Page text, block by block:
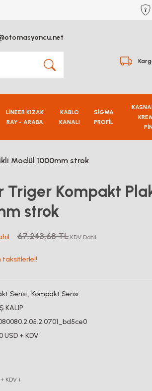
LİNEER KIZAK
RAY - ARABA
KABLO
KANALI
SİGMA
PROFİL
Modül 1000mm strok
Triger Kompakt
strok
67.243,68 TL KDV Dahil
taksitlerle!!
Serisi , Kompakt Serisi
KALIP
USD + KDV
KDV )